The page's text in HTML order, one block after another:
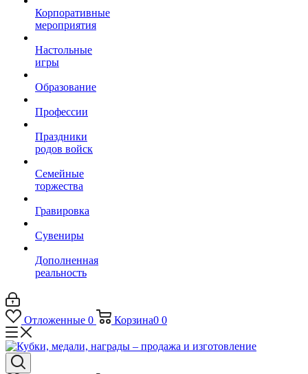
Корпоративные
мероприятия
Настольные
игры
Образование
Профессии
Праздники
родов войск
Семейные
торжества
Гравировка
Сувениры
Дополненная
реальность
Отложенные 0 Корзина0 0